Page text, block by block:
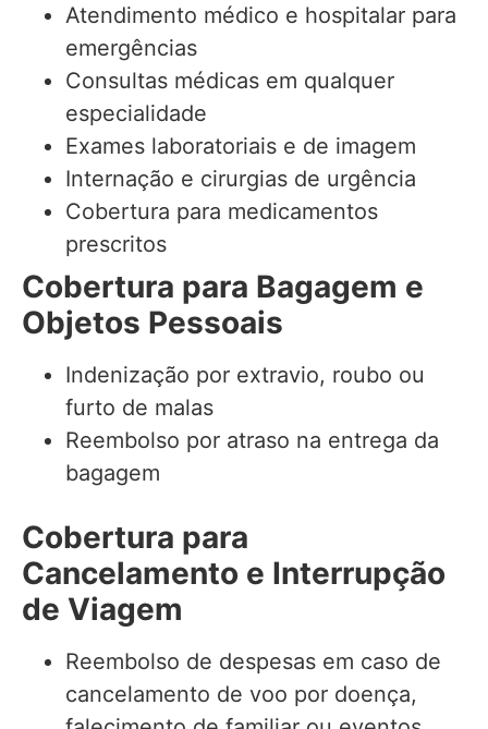
Atendimento médico e hospitalar para
emergências
Consultas médicas em qualquer
especialidade
Exames laboratoriais e de imagem
Internação e cirurgias de urgência
Cobertura para medicamentos
prescritos
Cobertura para Bagagem e
Objetos Pessoais
Indenização por extravio, roubo ou
furto de malas
Reembolso por atraso na entrega da
bagagem
Cobertura para
Cancelamento e Interrupção
de Viagem
Reembolso de despesas em caso de
cancelamento de voo por doença,